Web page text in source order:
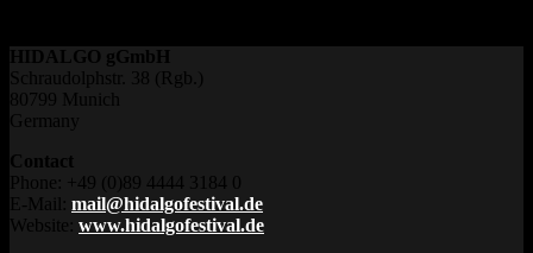
HIDALGO gGmbH
Schraudolphstr. 38 (Rgb.)
80799 Munich
Germany
Contact
Phone: +49 (0)89 4444 3184 0
E-Mail: mail@hidalgofestival.de
Website: www.hidalgofestival.de